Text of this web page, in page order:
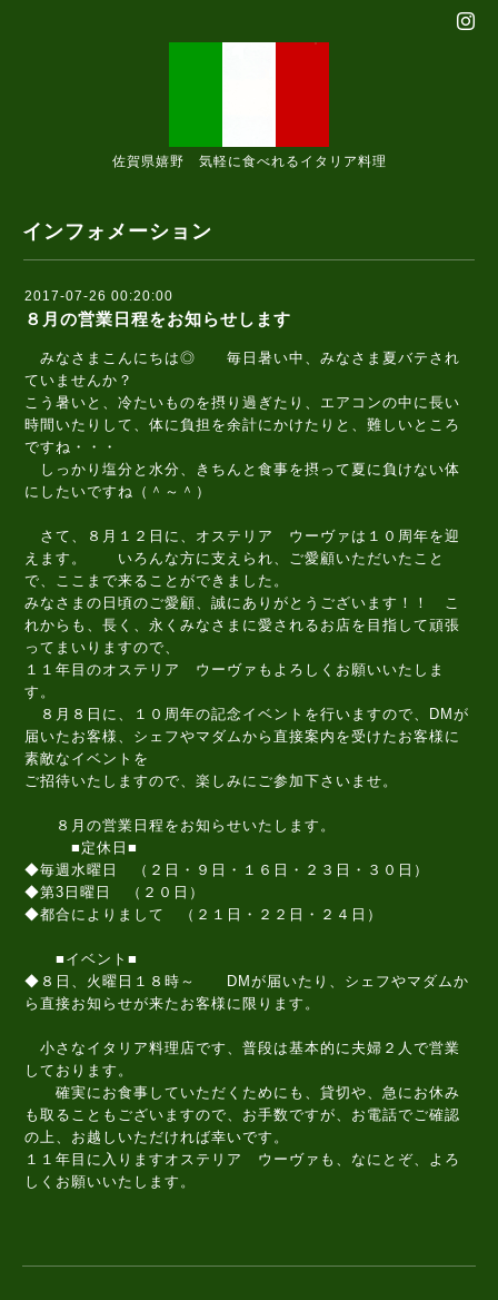
佐賀県嬉野 気軽に食べれるイタリア料理
インフォメーション
2017-07-26 00:20:00
８月の営業日程をお知らせします
みなさまこんにちは◎ 毎日暑い中、みなさま夏バテされ
ていませんか？
こう暑いと、冷たいものを摂り過ぎたり、エアコンの中に長い
時間いたりして、体に負担を余計にかけたりと、難しいところ
ですね・・・
しっかり塩分と水分、きちんと食事を摂って夏に負けない体
にしたいですね（＾～＾）
さて、８月１２日に、オステリア ウーヴァは１０周年を迎
えます。 いろんな方に支えられ、ご愛顧いただいたこと
で、ここまで来ることができました。
みなさまの日頃のご愛顧、誠にありがとうございます！！ こ
れからも、長く、永くみなさまに愛されるお店を目指して頑張
ってまいりますので、
１１年目のオステリア ウーヴァもよろしくお願いいたしま
す。
８月８日に、１０周年の記念イベントを行いますので、DMが
届いたお客様、シェフやマダムから直接案内を受けたお客様に
素敵なイベントを
ご招待いたしますので、楽しみにご参加下さいませ。
８月の営業日程をお知らせいたします。
■定休日■
◆毎週水曜日 （２日・９日・１６日・２３日・３０日）
◆第3日曜日 （２０日）
◆都合によりまして （２１日・２２日・２４日）
■イベント■
◆８日、火曜日１８時～ DMが届いたり、シェフやマダムか
ら直接お知らせが来たお客様に限ります。
小さなイタリア料理店です、普段は基本的に夫婦２人で営業
しております。
確実にお食事していただくためにも、貸切や、急にお休み
も取ることもございますので、お手数ですが、お電話でご確認
の上、お越しいただければ幸いです。
１１年目に入りますオステリア ウーヴァも、なにとぞ、よろ
しくお願いいたします。